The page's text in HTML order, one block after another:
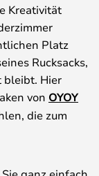
Kreativität
Platz
Rucksacks,
bleibt. Hier
von OYOY
die zum